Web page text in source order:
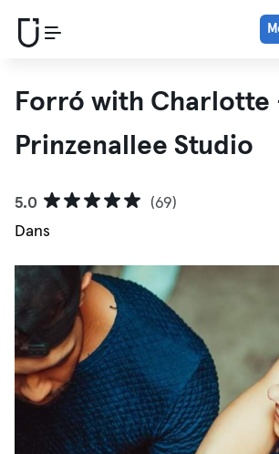
Forró with Charlotte
Prinzenallee Studio
5.0
(69)
Dans